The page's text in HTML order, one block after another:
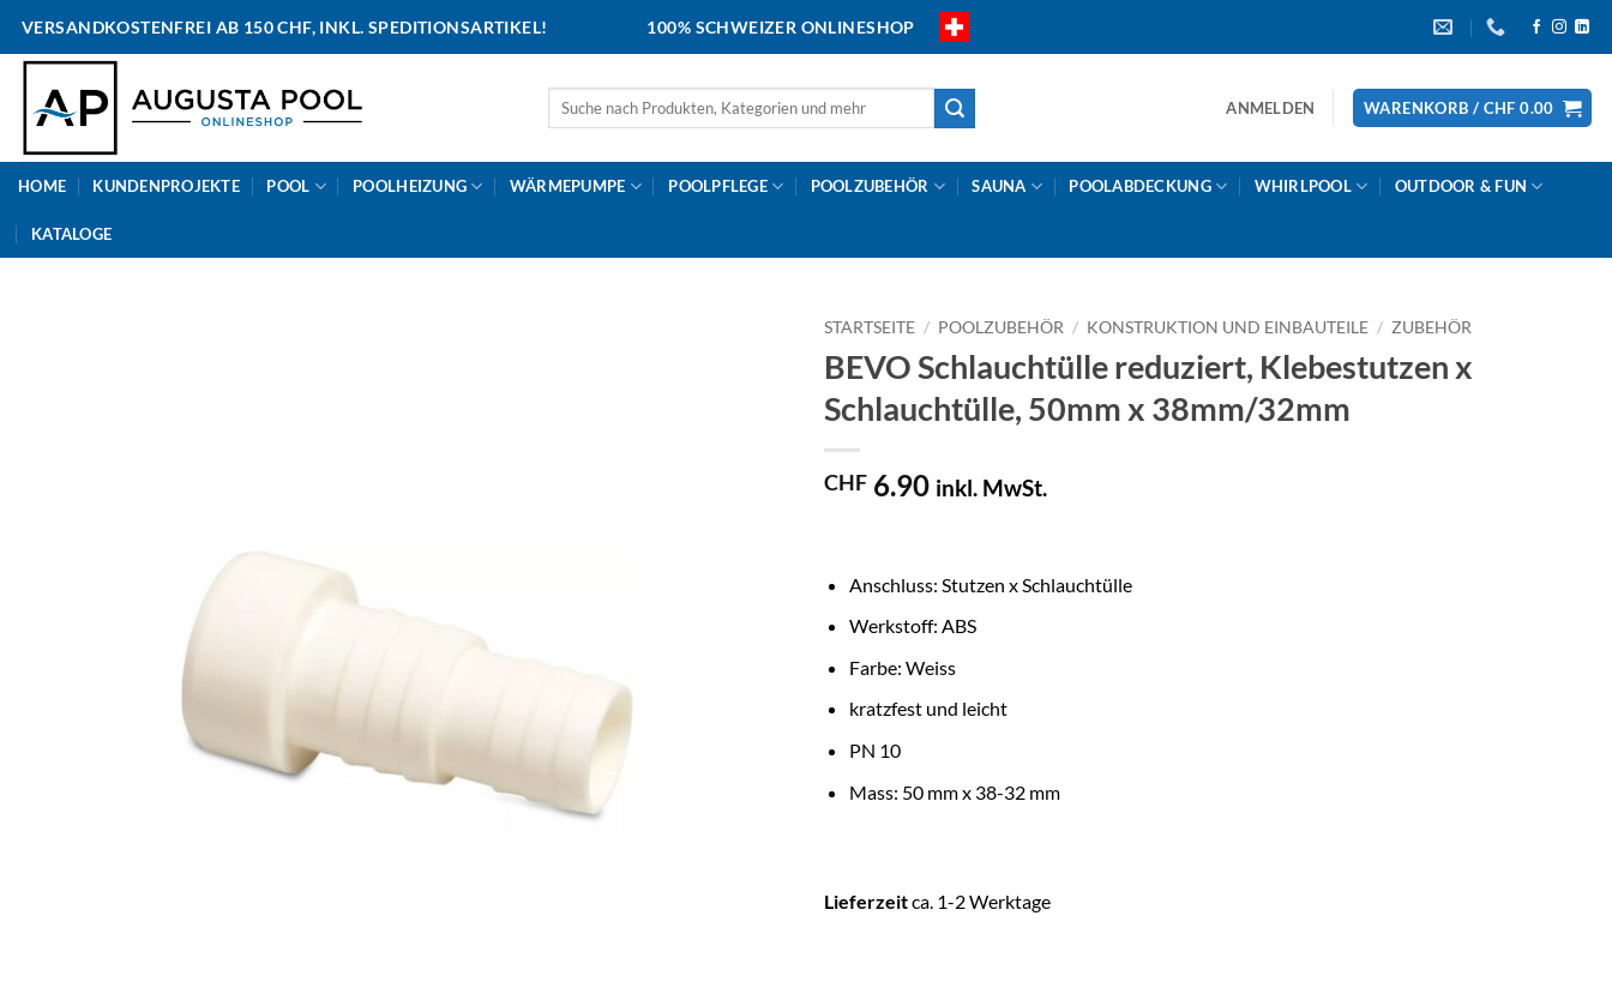
VERSANDKOSTENFREI AB 150 CHF, INKL. SPEDITIONSARTIKEL! 100% SCHWEIZER ONLINESHOP
Suche
ANMELDEN WARENKORB / CHF 0.00
HOME KUNDENPROJEKTE POOL POOLHEIZUNG WÄRMEPUMPE POOLPFLEGE POOLZUBEHÖR SAUNA POOLABDECKUNG WHIRLPOOL OUTDOOR & FUN
KATALOGE
STARTSEITE / POOLZUBEHÖR / KONSTRUKTION UND EINBAUTEILE / ZUBEHÖR
BEVO Schlauchtülle reduziert, Klebestutzen x
Schlauchtülle, 50mm x 38mm/32mm
CHF 6.90 inkl. MwSt.
Anschluss: Stutzen x Schlauchtülle
Werkstoff: ABS
Farbe: Weiss
kratzfest und leicht
PN 10
Mass: 50 mm x 38-32 mm
Lieferzeitca. 1-2 Werktage